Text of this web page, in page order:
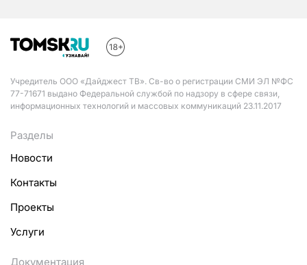
Учредитель ООО «Дайджест ТВ». Св-во о регистрации СМИ ЭЛ №ФС
77-71671 выдано Федеральной службой по надзору в сфере связи,
информационных технологий и массовых коммуникаций 23.11.2017
Разделы
Новости
Контакты
Проекты
Услуги
Документация